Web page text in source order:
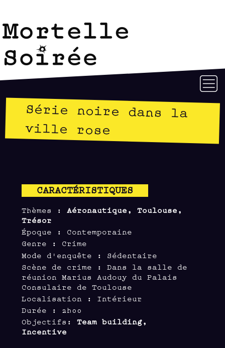
Série noire dans la
ville rose
CARACTÉRISTIQUES
Thèmes :Aéronautique, Toulouse,
Trésor
Époque : Contemporaine
Genre : Crime
Mode d'enquête : Sédentaire
Scène de crime : Dans la salle de
réunion Marius Audouy du Palais
Consulaire de Toulouse
Localisation : Intérieur
Durée : 2h00
Objectifs:Team building,
Incentive